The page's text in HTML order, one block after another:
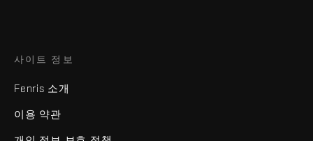
사이트 정보
Fenris 소개
이용 약관